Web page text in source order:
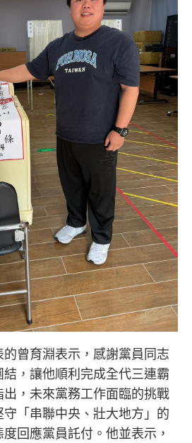
曾育淵表示，感謝黨員同志
，讓他順利完成全代三連霸
，未來黨務工作面臨的挑戰
「串聯中央、壯大地方」的
回應黨員託付。他並表示，